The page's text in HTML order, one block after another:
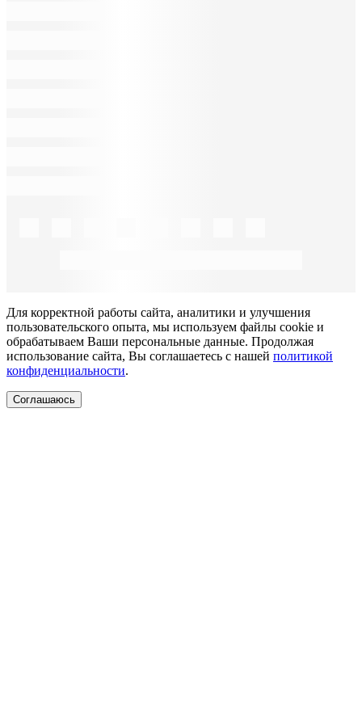
Для корректной работы сайта, аналитики и улучшения
пользовательского опыта, мы используем файлы cookie и
обрабатываем Ваши персональные данные. Продолжая
использование сайта, Вы соглашаетесь с нашей политикой
конфиденциальности.
Соглашаюсь